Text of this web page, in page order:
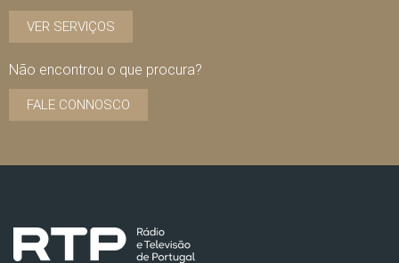
VER SERVIÇOS
Não encontrou o que procura?
FALE CONNOSCO